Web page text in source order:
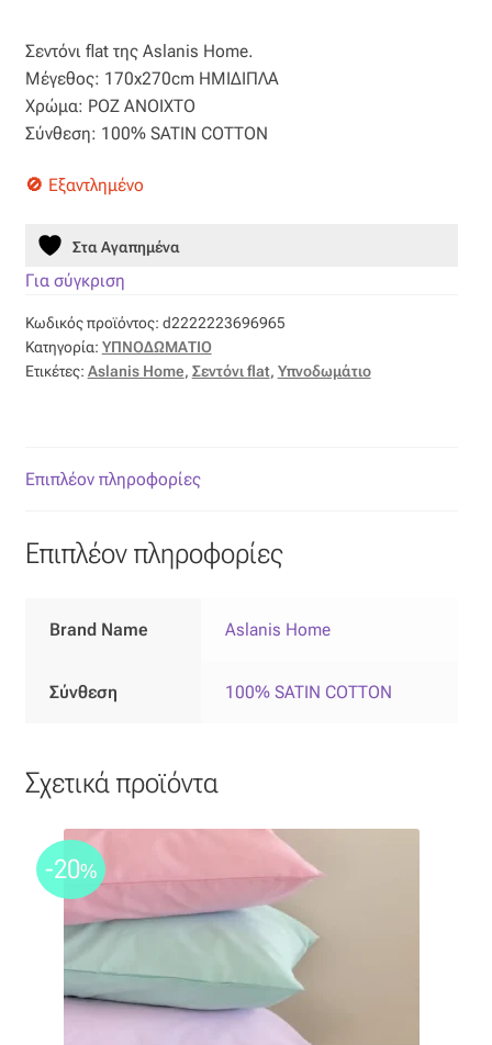
Βαμβακοσατέν
Βελούδο
Γάζα
Γκρο
Επιπλόπανο
Λινό
Λονέτα
Μπροκάρ
was:
70,00 €.
τιμή
είναι:
35,00 €.
Σεντόνι flat της Aslanis Home.
Μέγεθος: 170x270cm ΗΜΙΔΙΠΛΑ
Χρώμα: ΡΟΖ ΑΝΟΙΧΤΟ
Σύνθεση: 100% SATIN COTTON
Εξαντλημένο
Στα Αγαπημένα
Για σύγκριση
Κωδικός προϊόντος: d2222223696965
Κατηγορία: ΥΠΝΟΔΩΜΑΤΙΟ
Ετικέτες: Aslanis Home, Σεντόνι flat, Υπνοδωμάτιο
Επιπλέον πληροφορίες
Επιπλέον πληροφορίες
Brand Name Aslanis Home
Σύνθεση 100% SATIN COTTON
Σχετικά προϊόντα
-20%